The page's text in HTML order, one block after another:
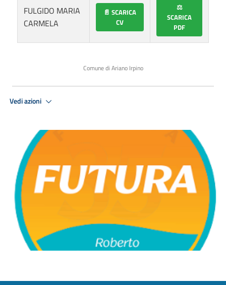
FULGIDO MARIA
CARMELA
📄 SCARICA
CV
⚖️
SCARICA
PDF
Comune di Ariano Irpino
Vedi azioni